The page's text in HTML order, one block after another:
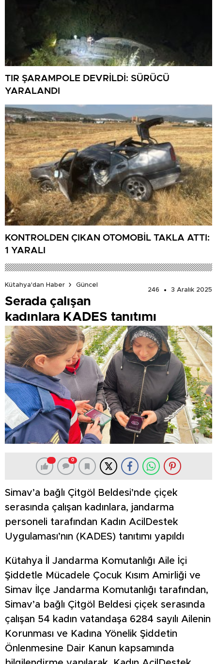
TIR ŞARAMPOLE DEVRİLDİ: SÜRÜCÜ
YARALANDI
KONTROLDEN ÇIKAN OTOMOBİL TAKLA ATTI:
1 YARALI
Kütahya'dan Haber
Güncel
246
3 Aralık 2025
Serada çalışan
kadınlara KADES tanıtımı
0
Simav’a bağlı Çitgöl Beldesi’nde çiçek
serasında çalışan kadınlara, jandarma
personeli tarafından Kadın AcilDestek
Uygulaması’nın (KADES) tanıtımı yapıldı
Kütahya İl Jandarma Komutanlığı Aile İçi
Şiddetle Mücadele Çocuk Kısım Amirliği ve
Simav İlçe Jandarma Komutanlığı tarafından,
Simav’a bağlı Çitgöl Beldesi çiçek serasında
çalışan 54 kadın vatandaşa 6284 sayılı Ailenin
Korunması ve Kadına Yönelik Şiddetin
Önlenmesine Dair Kanun kapsamında